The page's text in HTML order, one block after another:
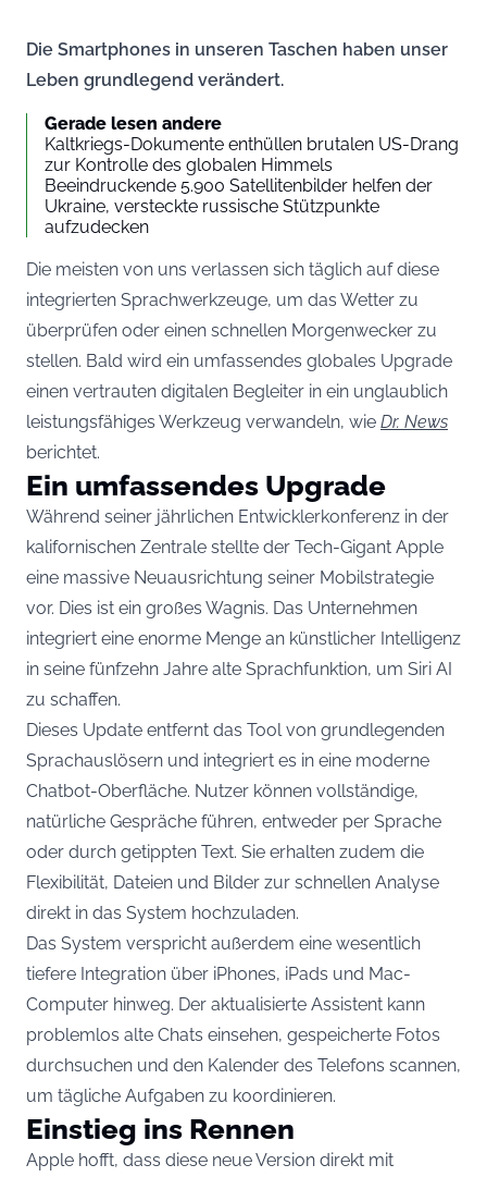
Die Smartphones in unseren Taschen haben unser
Leben grundlegend verändert.
Gerade lesen andere
Kaltkriegs-Dokumente enthüllen brutalen US-Drang
zur Kontrolle des globalen Himmels
Beeindruckende 5.900 Satellitenbilder helfen der
Ukraine, versteckte russische Stützpunkte
aufzudecken
Die meisten von uns verlassen sich täglich auf diese
integrierten Sprachwerkzeuge, um das Wetter zu
überprüfen oder einen schnellen Morgenwecker zu
stellen. Bald wird ein umfassendes globales Upgrade
einen vertrauten digitalen Begleiter in ein unglaublich
leistungsfähiges Werkzeug verwandeln, wie Dr. News
berichtet.
Ein umfassendes Upgrade
Während seiner jährlichen Entwicklerkonferenz in der
kalifornischen Zentrale stellte der Tech-Gigant Apple
eine massive Neuausrichtung seiner Mobilstrategie
vor. Dies ist ein großes Wagnis. Das Unternehmen
integriert eine enorme Menge an künstlicher Intelligenz
in seine fünfzehn Jahre alte Sprachfunktion, um Siri AI
zu schaffen.
Dieses Update entfernt das Tool von grundlegenden
Sprachauslösern und integriert es in eine moderne
Chatbot-Oberfläche. Nutzer können vollständige,
natürliche Gespräche führen, entweder per Sprache
oder durch getippten Text. Sie erhalten zudem die
Flexibilität, Dateien und Bilder zur schnellen Analyse
direkt in das System hochzuladen.
Das System verspricht außerdem eine wesentlich
tiefere Integration über iPhones, iPads und Mac-
Computer hinweg. Der aktualisierte Assistent kann
problemlos alte Chats einsehen, gespeicherte Fotos
durchsuchen und den Kalender des Telefons scannen,
um tägliche Aufgaben zu koordinieren.
Einstieg ins Rennen
Apple hofft, dass diese neue Version direkt mit